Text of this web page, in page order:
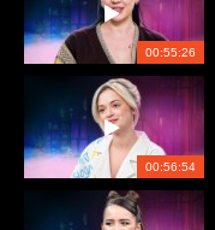
00:55:26
00:56:54